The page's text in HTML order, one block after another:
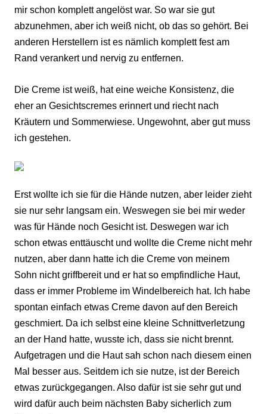
mir schon komplett angel öst war. So war sie gut
abzunehmen, aber ich weiß nicht, ob das so gehört. Bei
anderen Herstellern istes nämlich komplett festam
Rand verankert und nervig zu entfernen.
Die Creme ist weiß, hat eine weiche Konsistenz, die
eher an Gesichtscremes erinnert und riecht nach
Kräutern und Sommerwiese. Ungewohnt, aber gut muss
ich gestehen.
Erst wollte ich sie für die Hände nutzen, aber leider zieht
sie nur sehr langsam ein. Weswegen sie bei mir weder
was für Hände noch Gesicht ist. Deswegen war ich
schon etwas enttäuscht und wollte die Creme nicht mehr
nutzen, aber dann hatte ich die Creme von meinem
Sohn nichtgriffbereit und er hat so empfindliche Haut,
dass er immer Probleme im Windelbereich hat. Ich habe
spontan einfach etwas Creme davon auf den Bereich
geschmiert. Da ich selbst eine kleine Schnittverletzung
an der Hand hatte, wusste ich, dass sie nicht brennt.
Aufgetragen und die Haut sah schon nach diesem einen
Mal besser aus. Seitdem ich sie nutze, ist der Bereich
etwas zurückgegangen. Also dafür ist sie sehr gut und
wird dafür auch beim nächsten Baby sicherlich zum